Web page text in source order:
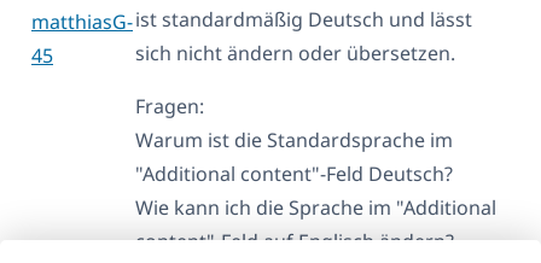
matthiasG-
45
ist standardmäßig Deutsch und lässt
sich nicht ändern oder übersetzen.
Fragen:
Warum ist die Standardsprache im
"Additional content"-Feld Deutsch?
Wie kann ich die Sprache im "Additional
content"-Feld auf Englisch ändern?